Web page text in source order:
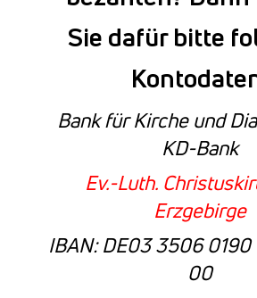
Sie dafür bitte
Bank für Kirche und
KD-Bank
Ev.-Luth.
Erzgebirge
IBAN:DE03 3506
00